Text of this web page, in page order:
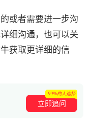
或者需要进一步沟
细沟通，也可以关
获取更详细的信
立即追问
99%的人选择